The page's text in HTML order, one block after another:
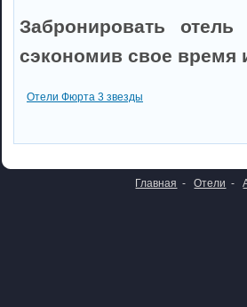
Забронировать
сэкономив свое время
Отели Фюрта 3 звезды
Главная - Отели -